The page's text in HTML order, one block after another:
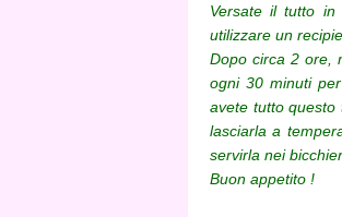
Versate il tutto
utilizzare un
Dopo circa 2 ore,
ogni 30 minuti
avete tutto questo
lasciarla a
servirla nei
Buon appetito !